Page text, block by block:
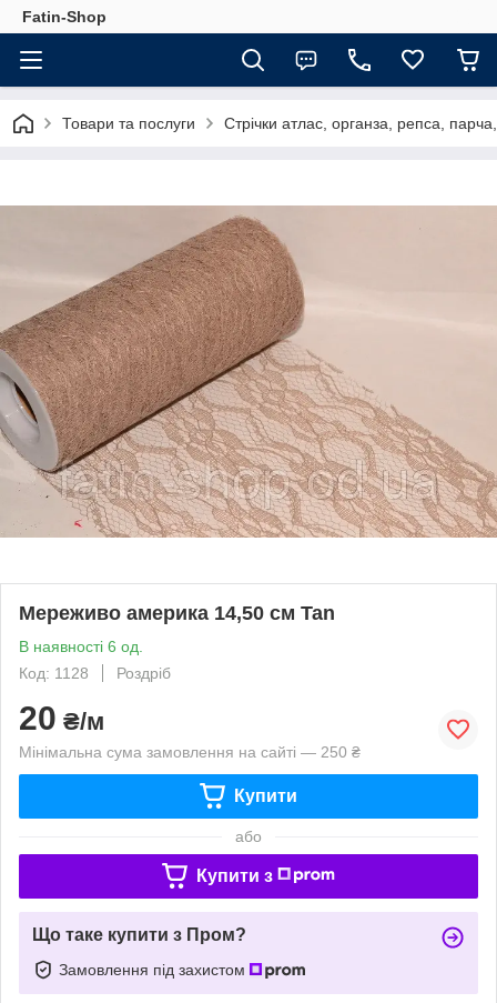
Fatin-Shop
Товари та послуги Стрічки атлас, органза, репса,
Мереживо америка 14,50 см Tan
В наявності 6 од.
Код: 1128
Роздріб
20 ₴/м
Мінімальна сума замовлення на сайті — 250 ₴
Купити
або
Купити з
Що таке купити з Пром?
Замовлення під захистом